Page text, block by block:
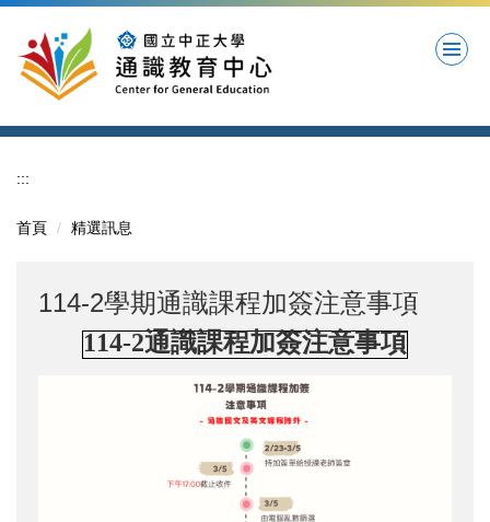
主
容
:::
首頁 精選訊息
114-2學期通識課程加簽注意事項
114-2通識課程加簽注意事項